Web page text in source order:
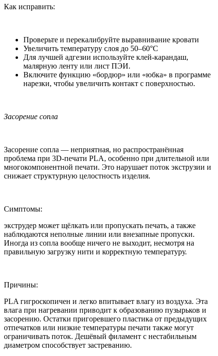
Как исправить:
Проверьте и перекалибруйте выравнивание кровати
Увеличить температуру слоя до 50–60°C
Для лучшей адгезии используйте клей-карандаш,
малярную ленту или лист ПЭИ.
Включите функцию «бордюр» или «юбка» в программе
нарезки, чтобы увеличить контакт с поверхностью.
Засорение сопла
Засорение сопла — неприятная, но распространённая
проблема при 3D-печати PLA, особенно при длительной или
многокомпонентной печати. ​​Это нарушает поток экструзии и
снижает структурную целостность изделия.
Симптомы:
экструдер может щёлкать или пропускать печать, а также
наблюдаются неполные линии или внезапные пропуски.
Иногда из сопла вообще ничего не выходит, несмотря на
правильную загрузку нити и корректную температуру.
Причины:
PLA гигроскопичен и легко впитывает влагу из воздуха. Эта
влага при нагревании приводит к образованию пузырьков и
засорению. Остатки пригоревшего пластика от предыдущих
отпечатков или низкие температуры печати также могут
ограничивать поток. Дешёвый филамент с нестабильным
диаметром способствует застреванию.